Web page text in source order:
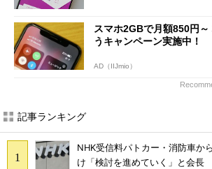
スマホ2GBで月額850円
うキャンペーン実施中！
AD（IIJmio）
記事ランキング
NHK受信料パトカー・消防車か
け「検討を進めていく」と会長